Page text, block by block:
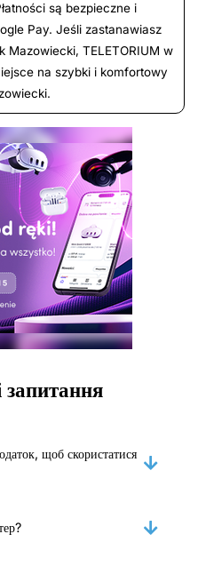
są bezpieczne i
Pay. Jeśli zastanawiasz
Mazowiecki, TELETORIUM w
na szybki i komfortowy
запитання
щоб скористатися